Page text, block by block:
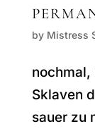
by Mistress
nochmal,
Sklaven
sauer zu